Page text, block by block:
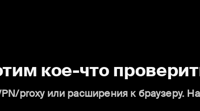
кое-что
proxy или расширения к браузеру.